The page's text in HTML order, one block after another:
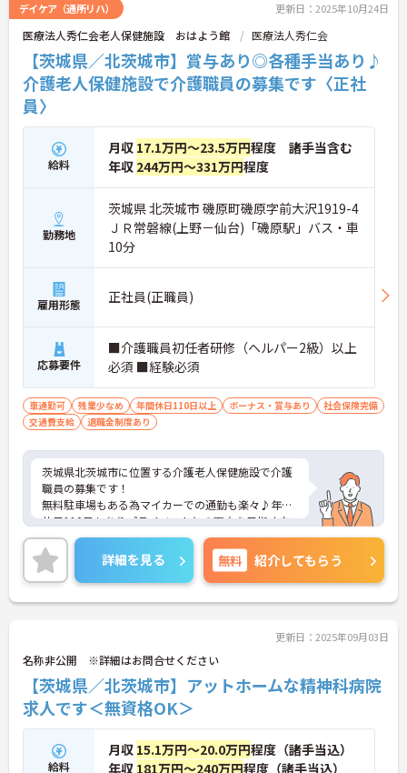
デイケア（通所リハ） 更新日：2025年10月24日
医療法人秀仁会老人保健施設 おはよう館 医療法人秀仁会
【茨城県／北茨城市】賞与あり◎各種手当あり♪
介護老人保健施設で介護職員の募集です〈正社
員〉
給料
月収 17.1万円～23.5万円程度 諸手当含む
年収 244万円～331万円程度
勤務地
茨城県 北茨城市 磯原町磯原字前大沢1919-4
ＪＲ常磐線(上野－仙台)「磯原駅」バス・車
10分
雇用形態 正社員(正職員)
応募要件
■介護職員初任者研修（ヘルパー2級）以上
必須 ■経験必須
車通勤可 残業少なめ 年間休日110日以上 ボーナス・賞与あり
社会保険完備
交通費支給
退職金制度あり
茨城県北茨城市に位置する介護老人保健施設で介護
職員の募集です！
無料駐車場もある為マイカーでの通勤も楽々♪年間
休日110日もありプライベートとの両立を目指す方
におすすめの環境です◎また昇給や賞与制度があ
り、頑張りが評価されてしっかりと還元されます。
さらに各種手当も充実しているのは嬉しいポイント
です◎しっかりとしたフォロー体制で、経験に関わ
らず安心してスタートできます。
ントもお伝えしますので是非ご応募お待ちしており
詳細を見る 無料 紹介してもらう
更新日：2025年09月03日
名称非公開 ※詳細はお問合せください
【茨城県／北茨城市】アットホームな精神科病院
求人です＜無資格OK＞
給料
月収 15.1万円～20.0万円程度（諸手当込）
年収 181万円～240万円程度（諸手当込）